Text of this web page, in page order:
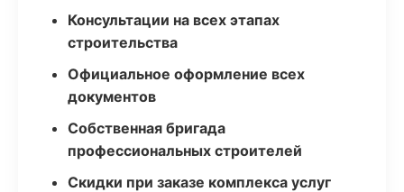
Консультации на всех этапах
строительства
Официальное оформление всех
документов
Собственная бригада
профессиональных строителей
Скидки при заказе комплекса услуг